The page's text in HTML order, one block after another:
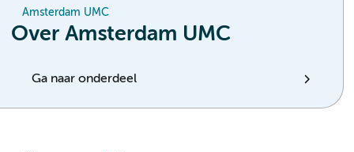
Amsterdam UMC
Over Amsterdam UMC
Ga naar onderdeel